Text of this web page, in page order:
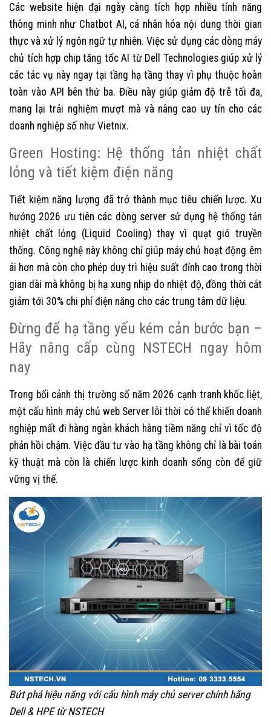
Các website hiện đại ngày càng tích hợp nhiều tính năng
thông minh như Chatbot AI, cá nhân hóa nội dung thời gian
thực và xử lý ngôn ngữ tự nhiên. Việc sử dụng các dòng máy
chủ tích hợp chip tăng tốc AI từ Dell Technologies giúp xử lý
các tác vụ này ngay tại tầng hạ tầng thay vì phụ thuộc hoàn
toàn vào API bên thứ ba. Điều này giúp giảm độ trễ tối đa,
mang lại trải nghiệm mượt mà và nâng cao uy tín cho các
doanh nghiệp số như Vietnix.
Green Hosting: Hệ thống tản nhiệt chất
lỏng và tiết kiệm điện năng
Tiết kiệm năng lượng đã trở thành mục tiêu chiến lược. Xu
hướng 2026 ưu tiên các dòng server sử dụng hệ thống tản
nhiệt chất lỏng (Liquid Cooling) thay vì quạt gió truyền
thống. Công nghệ này không chỉ giúp máy chủ hoạt động êm
ái hơn mà còn cho phép duy trì hiệu suất đỉnh cao trong thời
gian dài mà không bị hạ xung nhịp do nhiệt độ, đồng thời cắt
giảm tới 30% chi phí điện năng cho các trung tâm dữ liệu.
Đừng để hạ tầng yếu kém cản bước bạn –
Hãy nâng cấp cùng NSTECH ngay hôm
nay
Trong bối cảnh thị trường số năm 2026 cạnh tranh khốc liệt,
một cấu hình máy chủ web Server lỗi thời có thể khiến doanh
nghiệp mất đi hàng ngàn khách hàng tiềm năng chỉ vì tốc độ
phản hồi chậm. Việc đầu tư vào hạ tầng không chỉ là bài toán
kỹ thuật mà còn là chiến lược kinh doanh sống còn để giữ
vững vị thế.
Bứt phá hiệu năng với cấu hình máy chủ server chính hãng
Dell & HPE từ NSTECH